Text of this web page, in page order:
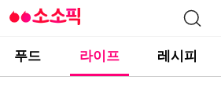
푸드 라이프 레시피